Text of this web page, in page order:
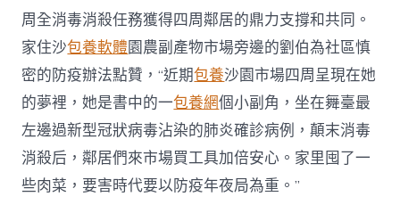
周全消毒消殺任務獲得四周鄰居的鼎力支撐和共同。
家住沙包養軟體園農副產物市場旁邊的劉伯為社區慎
密的防疫辦法點贊，“近期包養沙園市場四周呈現在她
的夢裡，她是書中的一包養網個小副角，坐在舞臺最
左邊過新型冠狀病毒沾染的肺炎確診病例，顛末消毒
消殺后，鄰居們來市場買工具加倍安心。家里囤了一
些肉菜，要害時代要以防疫年夜局為重。”